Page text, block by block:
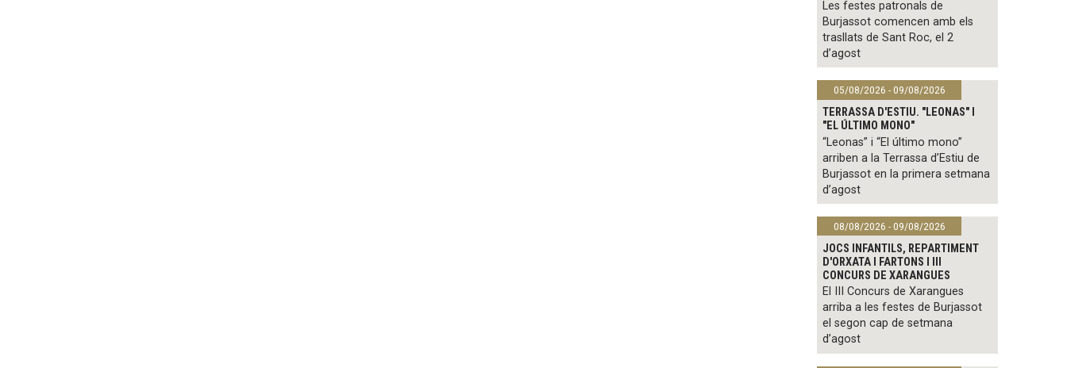
Les festes patronals de
Burjassot comencen amb els
trasllats de Sant Roc, el 2
d’agost
05/08/2026 - 09/08/2026
TERRASSA D'ESTIU. "LEONAS" I
"EL ÚLTIMO MONO"
“Leonas” i “El último mono”
arriben a la Terrassa d’Estiu de
Burjassot en la primera setmana
d’agost
08/08/2026 - 09/08/2026
JOCS INFANTILS, REPARTIMENT
D'ORXATA I FARTONS I III
CONCURS DE XARANGUES
El III Concurs de Xarangues
arriba a les festes de Burjassot
el segon cap de setmana
d’agost